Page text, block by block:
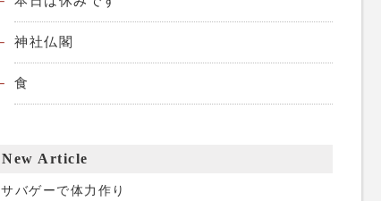
神社仏閣
食
New Article
サバゲーで体力作り